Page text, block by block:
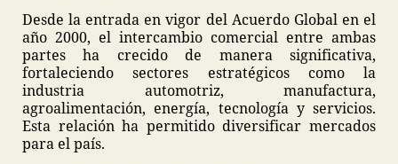
Desde la entrada en vigor del Acuerdo Global en el
año 2000, el intercambio comercial entre ambas
partes ha crecido de manera significativa,
fortaleciendo sectores estratégicos como la
industria automotriz, manufactura,
agroalimentación, energía, tecnología y servicios.
Esta relación ha permitido diversificar mercados
para el país.